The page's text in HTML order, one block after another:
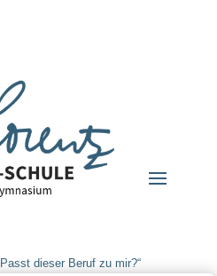
„Passt dieser Beruf zu mir?“